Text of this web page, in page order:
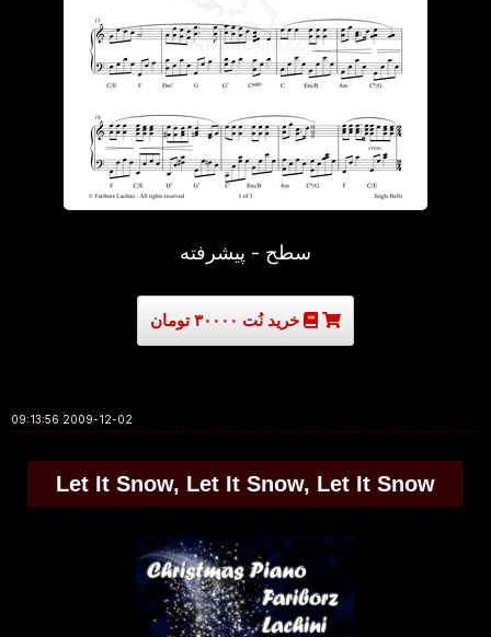
سطح - پیشرفته
خرید نُت ۳۰۰۰۰ تومان
2009-12-02 09:13:56
Let It Snow, Let It Snow, Let It Snow